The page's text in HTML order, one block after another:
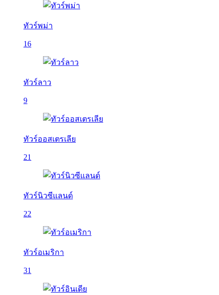
ทัวร์พม่า
16
ทัวร์ลาว
9
ทัวร์ออสเตรเลีย
21
ทัวร์นิวซีแลนด์
22
ทัวร์อเมริกา
31